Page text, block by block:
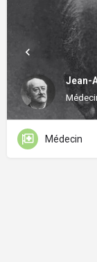
Jean-
Médecin